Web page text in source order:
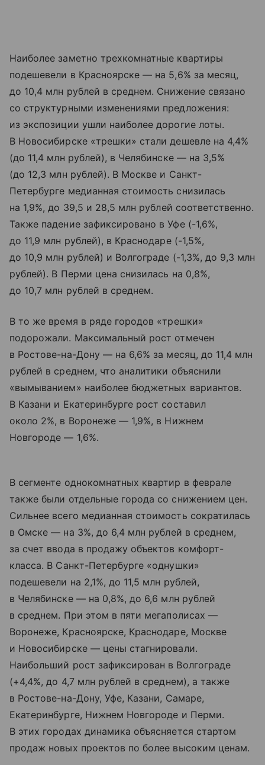
Наиболее заметно трехкомнатные квартиры
подешевели в Красноярске — на 5,6% за месяц,
до 10,4 млн рублей в среднем. Снижение связано
со структурными изменениями предложения:
из экспозиции ушли наиболее дорогие лоты.
В Новосибирске «трешки» стали дешевле на 4,4%
(до 11,4 млн рублей), в Челябинске — на 3,5%
(до 12,3 млн рублей). В Москве и Санкт-
Петербурге медианная стоимость снизилась
на 1,9%, до 39,5 и 28,5 млн рублей соответственно.
Также падение зафиксировано в Уфе (-1,6%,
до 11,9 млн рублей), в Краснодаре (-1,5%,
до 10,9 млн рублей) и Волгограде (-1,3%, до 9,3 млн
рублей). В Перми цена снизилась на 0,8%,
до 10,7 млн рублей в среднем.
В то же время в ряде городов «трешки»
подорожали. Максимальный рост отмечен
в Ростове-на-Дону — на 6,6% за месяц, до 11,4 млн
рублей в среднем, что аналитики объяснили
«вымыванием» наиболее бюджетных вариантов.
В Казани и Екатеринбурге рост составил
около 2%, в Воронеже — 1,9%, в Нижнем
Новгороде — 1,6%.
В сегменте однокомнатных квартир в феврале
также были отдельные города со снижением цен.
Сильнее всего медианная стоимость сократилась
в Омске — на 3%, до 6,4 млн рублей в среднем,
за счет ввода в продажу объектов комфорт-
класса. В Санкт-Петербурге «однушки»
подешевели на 2,1%, до 11,5 млн рублей,
в Челябинске — на 0,8%, до 6,6 млн рублей
в среднем. При этом в пяти мегаполисах —
Воронеже, Красноярске, Краснодаре, Москве
и Новосибирске — цены стагнировали.
Наибольший рост зафиксирован в Волгограде
(+4,4%, до 4,7 млн рублей в среднем), а также
в Ростове-на-Дону, Уфе, Казани, Самаре,
Екатеринбурге, Нижнем Новгороде и Перми.
В этих городах динамика объясняется стартом
продаж новых проектов по более высоким ценам.